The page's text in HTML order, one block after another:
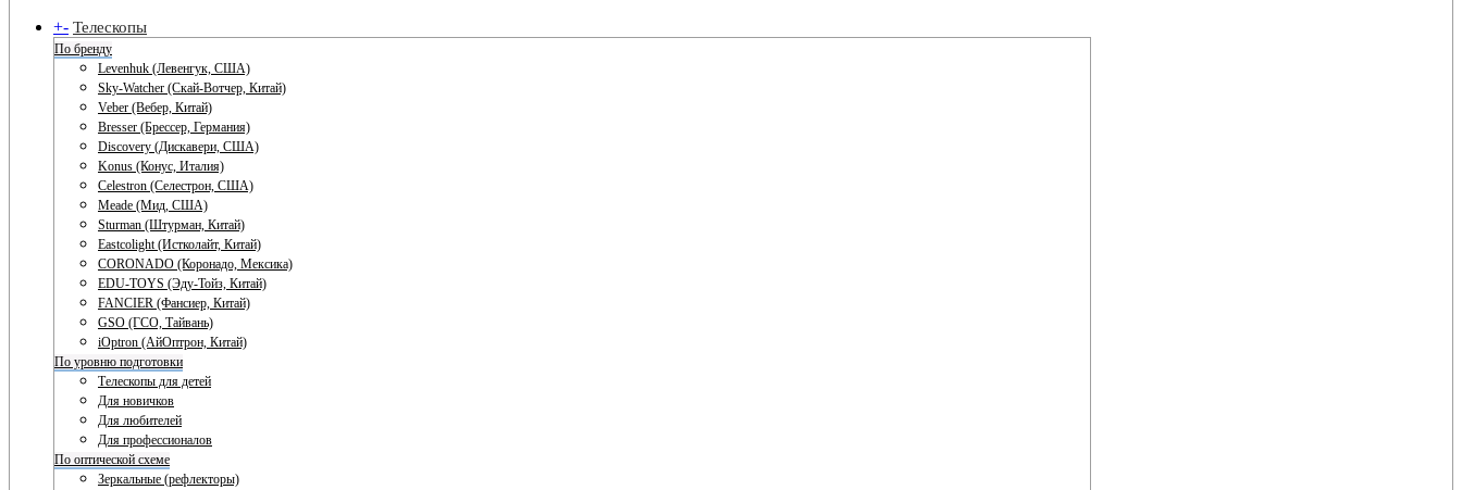
+- Телескопы
По бренду
Levenhuk (Левенгук, США)
Sky-Watcher (Скай-Вотчер, Китай)
Veber (Вебер, Китай)
Bresser (Брессер, Германия)
Discovery (Дискавери, США)
Konus (Конус, Италия)
Celestron (Селестрон, США)
Meade (Мид, США)
Sturman (Штурман, Китай)
Eastcolight (Истколайт, Китай)
CORONADO (Коронадо, Мексика)
EDU-TOYS (Эду-Тойз, Китай)
FANCIER (Фансиер, Китай)
GSO (ГСО, Тайвань)
iOptron (АйОптрон, Китай)
По уровню подготовки
Телескопы для детей
Для новичков
Для любителей
Для профессионалов
По оптической схеме
Зеркальные (рефлекторы)